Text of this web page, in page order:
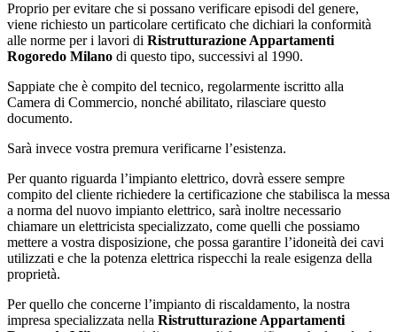
Proprio per evitare che si possano verificare episodi del genere,
viene richiesto un particolare certificato che dichiari la conformità
alle norme per i lavori di Ristrutturazione Appartamenti
Rogoredo Milano di questo tipo, successivi al 1990.
Sappiate che è compito del tecnico, regolarmente iscritto alla
Camera di Commercio, nonché abilitato, rilasciare questo
documento.
Sarà invece vostra premura verificarne l’esistenza.
Per quanto riguarda l’impianto elettrico, dovrà essere sempre
compito del cliente richiedere la certificazione che stabilisca la messa
a norma del nuovo impianto elettrico, sarà inoltre necessario
chiamare un elettricista specializzato, come quelli che possiamo
mettere a vostra disposizione, che possa garantire l’idoneità dei cavi
utilizzati e che la potenza elettrica rispecchi la reale esigenza della
proprietà.
Per quello che concerne l’impianto di riscaldamento, la nostra
impresa specializzata nella Ristrutturazione Appartamenti